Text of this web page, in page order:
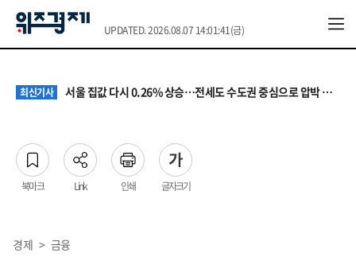
UPDATED. 2026.08.07 14:01:41(금)
최신기사 서울 집값 다시 0.26% 상승…전세도 수도권 중심으로 압박 커져
최신기사 원·하청 교섭 갈등에 안전 지원 위축까지… 노란봉투법 불확실성 해법은
최신기사 청소년 혐오 표현, '처벌과 낙인'에서 '교양과 상식'으로
북마크 Link 인쇄 글자크기
경제 > 금융